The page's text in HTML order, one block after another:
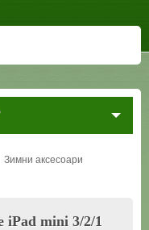
Зимни аксесоари
iPad mini 3/2/1